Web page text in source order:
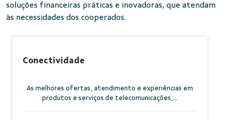
soluções financeiras práticas e inovadoras, que atendam
às necessidades dos cooperados.
Conectividade
As melhores ofertas, atendimento e experiências em
produtos e serviços de telecomunicações,...